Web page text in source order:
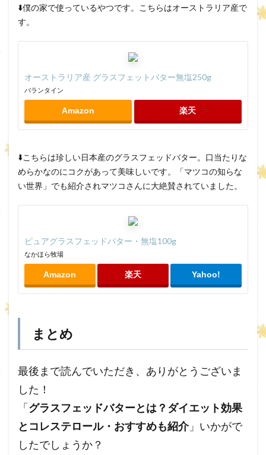
⬇️僕の家で使っているやつです。こちらはオーストラリア産で
す。
オーストラリア産 グラスフェットバター無塩250g
バランタイン
Amazon 楽天
⬇️こちらは珍しい日本産のグラスフェッドバター。口当たりな
めらかなのにコクがあって美味しいです。「マツコの知らな
い世界」でも紹介されマツコさんに大絶賛されていました。
ピュアグラスフェッドバター・無塩100g
なかほら牧場
Amazon 楽天 Yahoo!
まとめ
最後まで読んでいただき、ありがとうございま
した！
「グラスフェッドバターとは？ダイエット効果
とコレステロール・おすすめも紹介」いかがで
したでしょうか？